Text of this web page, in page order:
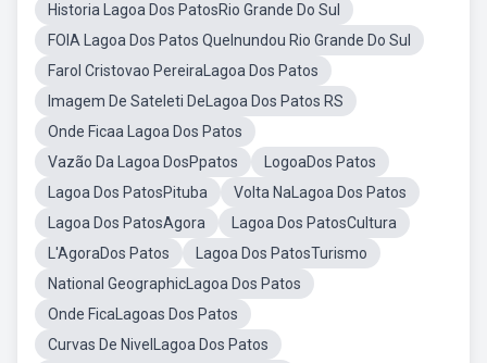
Historia Lagoa Dos PatosRio Grande Do Sul
FOIA Lagoa Dos Patos QueInundou Rio Grande Do Sul
Farol Cristovao PereiraLagoa Dos Patos
Imagem De Sateleti DeLagoa Dos Patos RS
Onde Ficaa Lagoa Dos Patos
Vazão Da Lagoa DosPpatos
LogoaDos Patos
Lagoa Dos PatosPituba
Volta NaLagoa Dos Patos
Lagoa Dos PatosAgora
Lagoa Dos PatosCultura
L'AgoraDos Patos
Lagoa Dos PatosTurismo
National GeographicLagoa Dos Patos
Onde FicaLagoas Dos Patos
Curvas De NivelLagoa Dos Patos